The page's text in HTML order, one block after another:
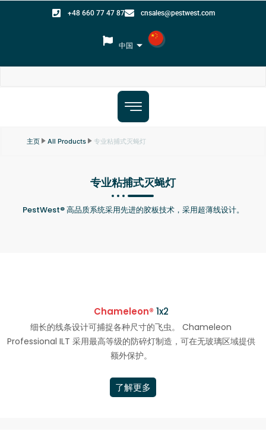
+48 660 77 47 87 cnsales@pestwest.com
中国
主页 All Products 专业粘捕式灭蝇灯
专业粘捕式灭蝇灯
PestWest® 高品质系统采用先进的胶板技术，采用超薄线设计。
Chameleon® 1x2
细长的线条设计可捕捉各种尺寸的飞虫。 Chameleon
Professional ILT 采用最高等级的防碎灯制造，可在无玻璃区域提供
额外保护。
了解更多